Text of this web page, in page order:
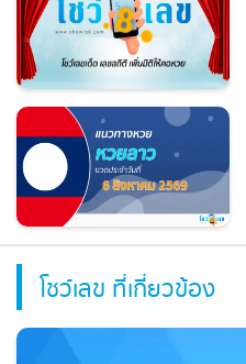
โชว์เลข ที่เกี่ยวข้อง